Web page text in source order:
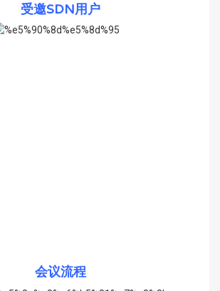
受邀SDN用户
会议流程